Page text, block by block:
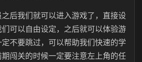
后我们就可以进入游戏了，直接设
可以自由设定，之后就可以体验游
不要跳过，可以帮助我们快速的学
闯关的时候一定要注意左上角的任